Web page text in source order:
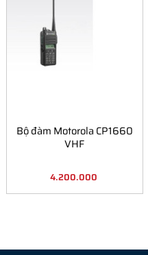
Bộ đàm Motorola CP1660
VHF
4.200.000